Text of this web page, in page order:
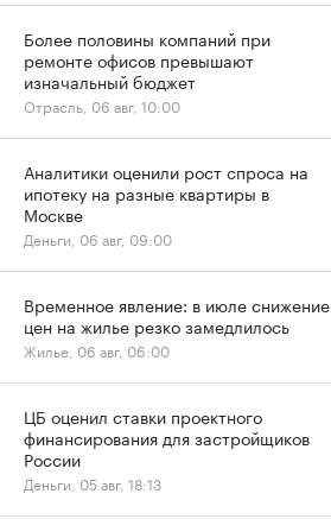
Более половины компаний при
ремонте офисов превышают
изначальный бюджет
Отрасль, 06 авг, 10:00
Аналитики оценили рост спроса на
ипотеку на разные квартиры в
Москве
Деньги, 06 авг, 09:00
Временное явление: в июле снижение
цен на жилье резко замедлилось
Жилье, 06 авг, 06:00
ЦБ оценил ставки проектного
финансирования для застройщиков
России
Деньги, 05 авг, 18:13